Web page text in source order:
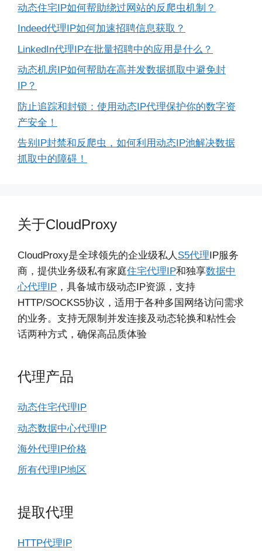
动态住宅IP如何帮助绕过网站的反爬虫机制？
Indeed代理IP如何加速招聘信息获取？
LinkedIn代理IP在批量招聘中的应用是什么？
动态机房IP如何帮助在高并发数据抓取中避免封
IP？
防止追踪和封锁：使用动态IP代理保护你的数字资
产安全！
告别IP封禁和反爬虫，如何利用动态IP池解决数据
抓取中的障碍！
关于CloudProxy
CloudProxy是全球领先的企业级私人 S5代理IP服务
商，提供业务级私有家庭住宅代理IP和独享数据中
心代理IP ，具备城市级动态IP资源，支持
HTTP/SOCKS5协议，适用于各种多国网络访问需求
的业务。支持无限制并发连接及动态轮换和粘性会
话两种方式，确保高品质体验
代理产品
动态住宅代理IP
动态数据中心代理IP
海外代理IP价格
所有代理IP地区
提取代理
HTTP代理IP